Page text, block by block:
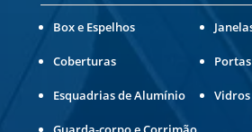
Box e Espelhos
Coberturas
Esquadrias de Alumínio